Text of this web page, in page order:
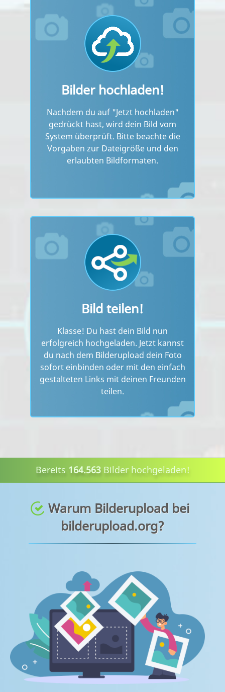
Bilder hochladen!
Nachdem du auf "Jetzt hochladen"
gedrückt hast, wird dein Bild vom
System überprüft. Bitte beachte die
Vorgaben zur Dateigröße und den
erlaubten Bildformaten.
Bild teilen!
Klasse! Du hast dein Bild nun
erfolgreich hochgeladen. Jetzt kannst
du nach dem Bilderupload dein Foto
sofort einbinden oder mit den einfach
gestalteten Links mit deinen Freunden
teilen.
Bereits 164.563Bilder hochgeladen!
Warum Bilderupload bei
bilderupload.org?